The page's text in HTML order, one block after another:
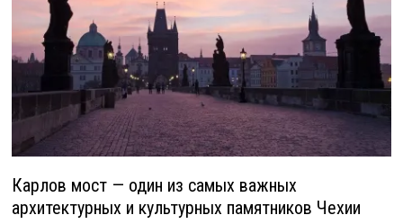
Карлов мост — один из самых важных
архитектурных и культурных памятников Чехии